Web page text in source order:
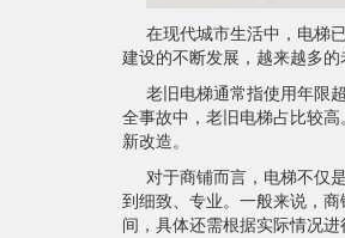
在现代城市生活中，电梯
建设的不断发展，越来越多
老旧电梯通常指使用年限
全事故中，老旧电梯占比较
新改造。
对于商铺而言，电梯不仅
到细致、专业。一般来说，商
间，具体还需根据实际情况进